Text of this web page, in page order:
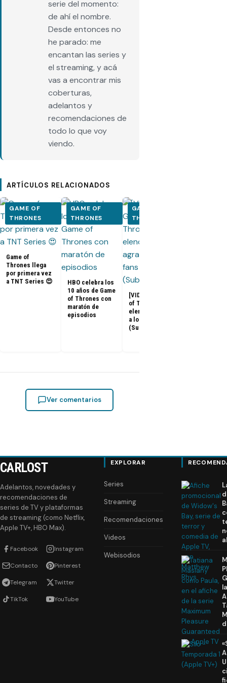
serie del momento:
de ahí el nombre.
Desde entonces no
he parado: me
encantan las series y
el streaming, y acá
vas a encontrar mis
coberturas,
adelantos y
recomendaciones de
todo lo que voy
viendo.
ARTÍCULOS RELACIONADOS
GAME OF
THRONES
Game of
Thrones llega
por primera vez
a TNT Series 😍
GAME OF
THRONES
HBO celebra los
10 años de Game
of Thrones con
maratón de
episodios
GAME OF
THRONES
[VIDEOS] Game
of Thrones: El
elenco agradece
a los fans
(Subtitulado)
Ver comentarios
CARLOST
Adelantos, novedades y
recomendaciones de
series de TV y plataformas
de streaming (como Netflix,
Apple TV+, HBO Max).
Facebook Instagram
Contacto Pinterest
Telegram Twitter
TikTok YouTube
EXPLORAR
Series
Streaming
Recomendaciones
Videos
Webisodios